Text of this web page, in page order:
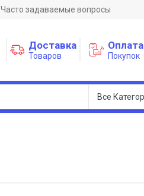
Часто задаваемые вопросы
Доставка
Товаров
Оплата
Покупок